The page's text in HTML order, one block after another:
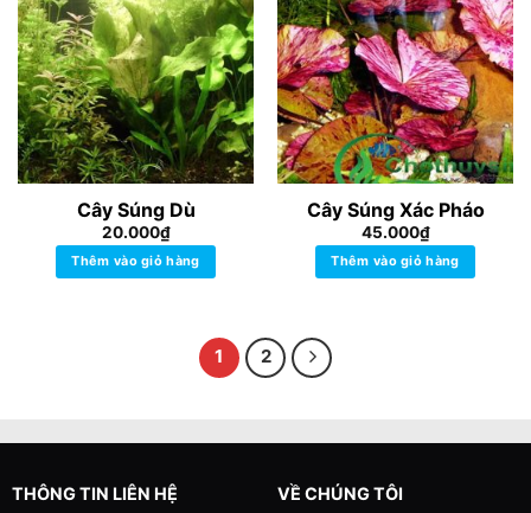
Cây Súng Dù
20.000₫
Thêm vào giỏ hàng
Cây Súng Xác Pháo
45.000₫
Thêm vào giỏ hàng
1 2
THÔNG TIN LIÊN HỆ VỀ CHÚNG TÔI